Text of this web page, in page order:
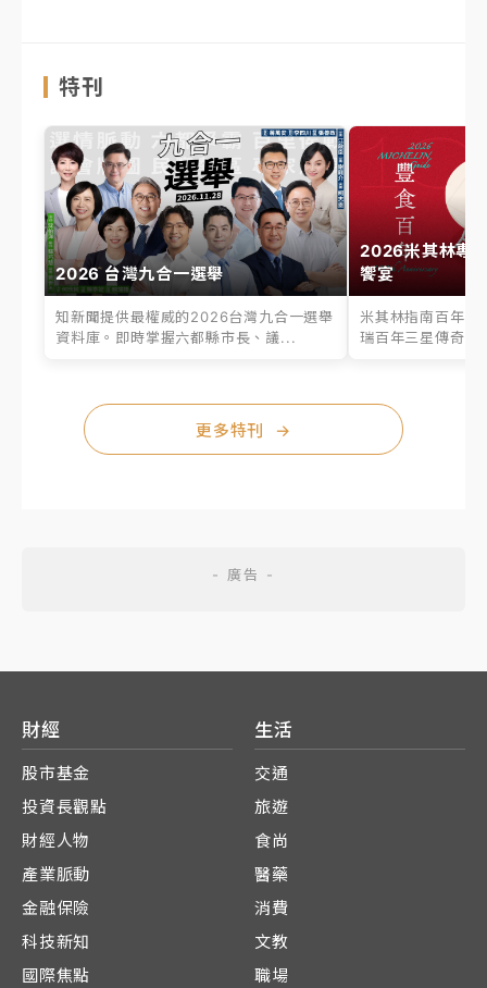
特刊
2026 台灣九合一選舉
知新聞提供最權威的2026台灣九合一選舉
資料庫。即時掌握六都縣市長、議...
2026米其林專
饗宴
米其林指南百年之
瑞百年三星傳奇、
更多特刊 →
財經
股市基金
投資長觀點
財經人物
產業脈動
金融保險
科技新知
國際焦點
生活
交通
旅遊
食尚
醫藥
消費
文教
職場